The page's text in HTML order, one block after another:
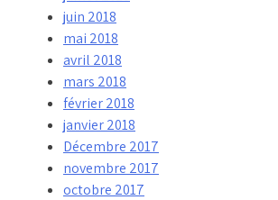
juin 2018
mai 2018
avril 2018
mars 2018
février 2018
janvier 2018
Décembre 2017
novembre 2017
octobre 2017